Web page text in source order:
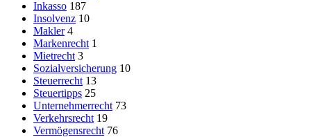
Inkasso 187
Insolvenz 10
Makler 4
Markenrecht 1
Mietrecht 3
Sozialversicherung 10
Steuerrecht 13
Steuertipps 25
Unternehmerrecht 73
Verkehrsrecht 19
Vermögensrecht 76